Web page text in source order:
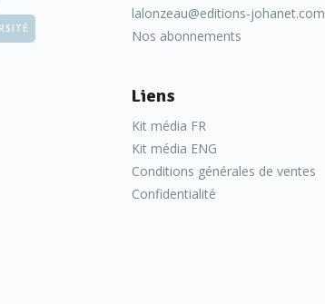
lalonzeau@editions-johanet.com
Nos abonnements
Liens
Kit média FR
Kit média ENG
Conditions générales de ventes
Confidentialité